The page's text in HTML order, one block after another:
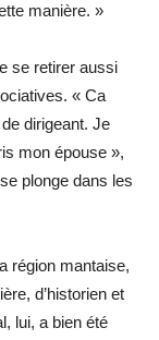
manière. »
se retirer aussi
« Ca
dirigeant. Je
mon épouse »,
plonge dans les
région mantaise,
d’historien et
lui, a bien été